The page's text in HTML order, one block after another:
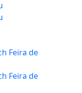
Feira de
Feira de